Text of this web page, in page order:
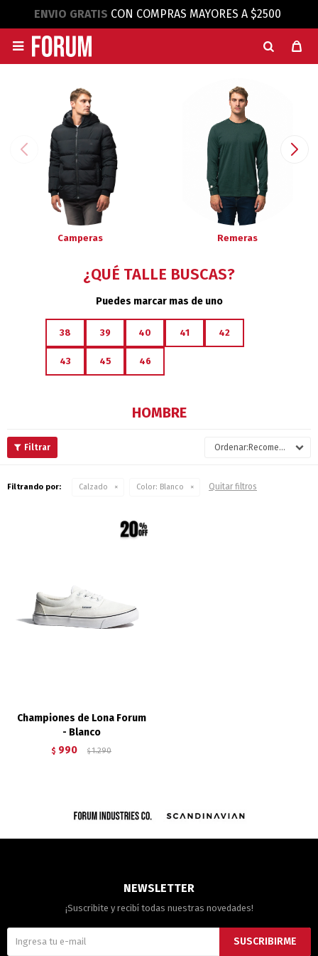
ENVIO GRATIS CON COMPRAS MAYORES A $2500

Camperas Remeras
¿QUÉ TALLE BUSCAS?
Puedes marcar mas de uno
38 39 40 41 42
43 45 46
HOMBRE
Recomendados
Filtrando por: Calzado Color: Blanco Quitar filtros
Championes de Lona Forum
- Blanco
$ 990 $ 1.290
NEWSLETTER
¡Suscribite y recibí todas nuestras novedades!
SUSCRIBIRME